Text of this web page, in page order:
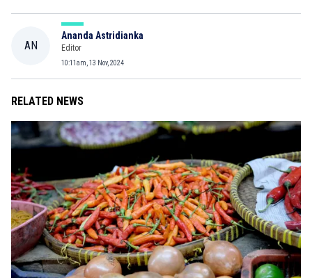
AN
Ananda Astridianka
Editor
10:11am, 13 Nov, 2024
RELATED NEWS